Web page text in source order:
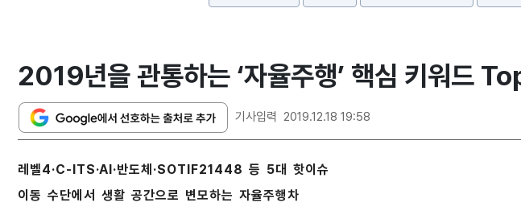
2019년을 관통하는 ‘자율주행’ 핵심 키워드
기사입력 2019.12.18 19:58
레벨4·C-ITS·AI·반도체·SOTIF21448 등 5대 핫이슈
이동 수단에서 생활 공간으로 변모하는 자율주행차